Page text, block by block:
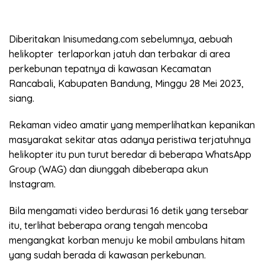
Diberitakan Inisumedang.com sebelumnya, aebuah
helikopter terlaporkan jatuh dan terbakar di area
perkebunan tepatnya di kawasan Kecamatan
Rancabali, Kabupaten Bandung, Minggu 28 Mei 2023,
siang.
Rekaman video amatir yang memperlihatkan kepanikan
masyarakat sekitar atas adanya peristiwa terjatuhnya
helikopter itu pun turut beredar di beberapa WhatsApp
Group (WAG) dan diunggah dibeberapa akun
Instagram.
Bila mengamati video berdurasi 16 detik yang tersebar
itu, terlihat beberapa orang tengah mencoba
mengangkat korban menuju ke mobil ambulans hitam
yang sudah berada di kawasan perkebunan.